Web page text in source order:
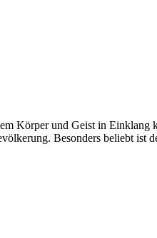
Körper und Geist in Einklang
Besonders beliebt ist